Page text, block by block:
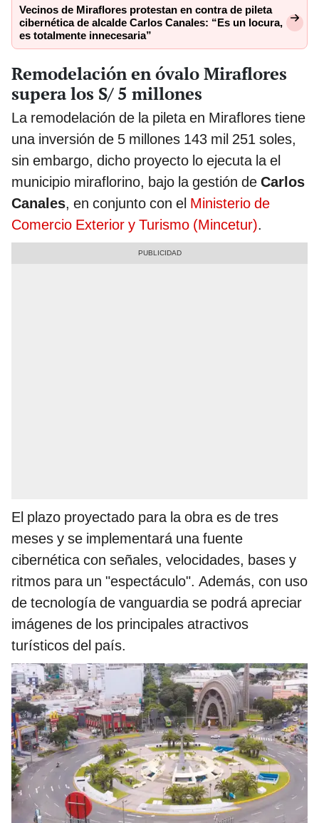
Vecinos de Miraflores protestan en contra de pileta
cibernética de alcalde Carlos Canales: “Es un locura,
es totalmente innecesaria”
Remodelación en óvalo Miraflores
supera los S/ 5 millones
La remodelación de la pileta en Miraflores tiene
una inversión de 5 millones 143 mil 251 soles,
sin embargo, dicho proyecto lo ejecuta la el
municipio miraflorino, bajo la gestión de Carlos
Canales, en conjunto con el Ministerio de
Comercio Exterior y Turismo (Mincetur).
El plazo proyectado para la obra es de tres
meses y se implementará una fuente
cibernética con señales, velocidades, bases y
ritmos para un "espectáculo". Además, con uso
de tecnología de vanguardia se podrá apreciar
imágenes de los principales atractivos
turísticos del país.